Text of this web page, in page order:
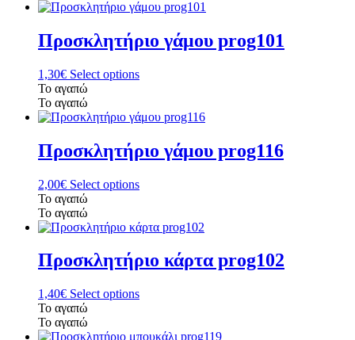
Προσκλητήριο γάμου prog101
1,30€ Select options
Το αγαπώ
Το αγαπώ
Προσκλητήριο γάμου prog116
2,00€ Select options
Το αγαπώ
Το αγαπώ
Προσκλητήριο κάρτα prog102
1,40€ Select options
Το αγαπώ
Το αγαπώ